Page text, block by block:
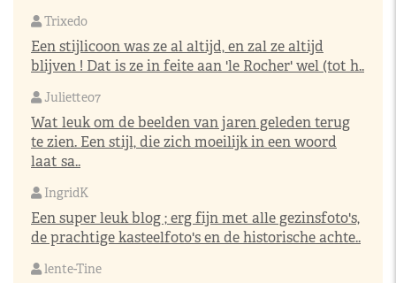
Trixedo
Een stijlicoon was ze al altijd, en zal ze altijd
blijven ! Dat is ze in feite aan 'le Rocher' wel (tot h..
Juliette07
Wat leuk om de beelden van jaren geleden terug
te zien. Een stijl, die zich moeilijk in een woord
laat sa..
IngridK
Een super leuk blog ; erg fijn met alle gezinsfoto's,
de prachtige kasteelfoto's en de historische achte..
lente-Tine